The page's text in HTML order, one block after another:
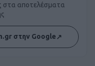
στα αποτελέσματα
στην Google↗